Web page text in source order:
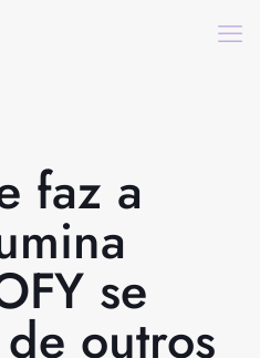
faz a
se
outros